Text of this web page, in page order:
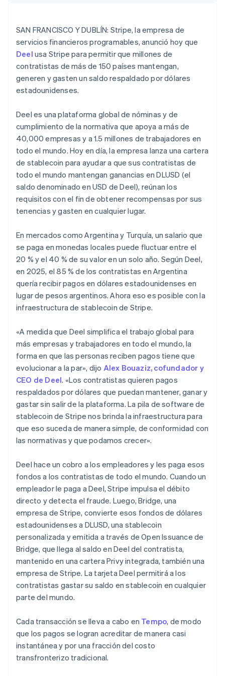
Sesiones de Stripe 2026
Descubre cómo Stripe construye la infraestructura
Mirar ahora
Ecosistema
Socios
Stripe App Marketplace
SAN FRANCISCO Y DUBLÍN: Stripe, la empresa de
servicios financieros programables, anunció hoy que
Deel usa Stripe para permitir que millones de
contratistas de más de 150 países mantengan,
generen y gasten un saldo respaldado por dólares
estadounidenses.
Deel es una plataforma global de nóminas y de
cumplimiento de la normativa que apoya a más de
40,000 empresas y a 1.5 millones de trabajadores en
todo el mundo. Hoy en día, la empresa lanza una cartera
de stablecoin para ayudar a que sus contratistas de
todo el mundo mantengan ganancias en DLUSD (el
saldo denominado en USD de Deel), reúnan los
requisitos con el fin de obtener recompensas por sus
tenencias y gasten en cualquier lugar.
En mercados como Argentina y Turquía, un salario que
se paga en monedas locales puede fluctuar entre el
20 % y el 40 % de su valor en un solo año. Según Deel,
en 2025, el 85 % de los contratistas en Argentina
quería recibir pagos en dólares estadounidenses en
lugar de pesos argentinos. Ahora eso es posible con la
infraestructura de stablecoin de Stripe.
«A medida que Deel simplifica el trabajo global para
más empresas y trabajadores en todo el mundo, la
forma en que las personas reciben pagos tiene que
evolucionar a la par», dijo Alex Bouaziz, cofundador y
CEO de Deel. «Los contratistas quieren pagos
respaldados por dólares que puedan mantener, ganar y
gastar sin salir de la plataforma. La pila de software de
stablecoin de Stripe nos brinda la infraestructura para
que eso suceda de manera simple, de conformidad con
las normativas y que podamos crecer».
Deel hace un cobro a los empleadores y les paga esos
fondos a los contratistas de todo el mundo. Cuando un
empleador le paga a Deel, Stripe impulsa el débito
directo y detecta el fraude. Luego, Bridge, una
empresa de Stripe, convierte esos fondos de dólares
estadounidenses a DLUSD, una stablecoin
personalizada y emitida a través de Open Issuance de
Bridge, que llega al saldo en Deel del contratista,
mantenido en una cartera Privy integrada, también una
empresa de Stripe. La tarjeta Deel permitirá a los
contratistas gastar su saldo en stablecoin en cualquier
parte del mundo.
Cada transacción se lleva a cabo en Tempo, de modo
que los pagos se logran acreditar de manera casi
instantánea y por una fracción del costo
transfronterizo tradicional.
Alemania
DeutschEnglish
Australia
English
Austria
DeutschEnglish
Bélgica
NederlandsFrançaisDeutschEnglish
Brasil
Português English
Bulgaria
Canadá
EnglishFrançais
China continental
简体中文 English
Chipre
English
Croacia
English Italiano
Emiratos Árabes Unidos
English
Eslovaquia
English
Eslovenia
English Italiano
España
EspañolEnglish
Estados Unidos
EnglishEspañol 简体中文
Estonia
Finlandia
English Svenska
Francia
Français English
Gibraltar
English
Grecia
English
Hungría
English
India
English
Irlanda
English
Japón
日本語English
Letonia
English